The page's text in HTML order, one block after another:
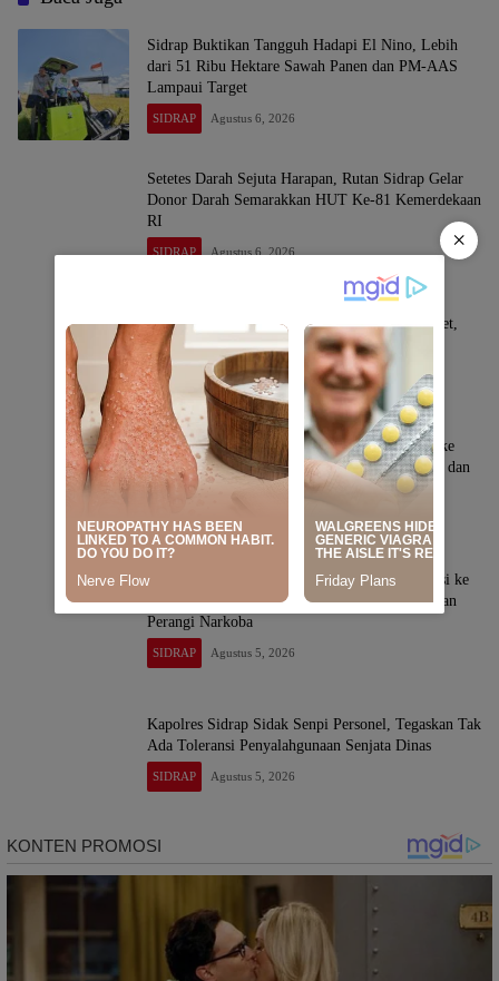
Sidrap Buktikan Tangguh Hadapi El Nino, Lebih
dari 51 Ribu Hektare Sawah Panen dan PM-AAS
Lampaui Target
SIDRAP Agustus 6, 2026
Setetes Darah Sejuta Harapan, Rutan Sidrap Gelar
Donor Darah Semarakkan HUT Ke-81 Kemerdekaan
RI
SIDRAP Agustus 6, 2026
Panen Perdana PM-AAS Sidrap Lampaui Target,
Hasil Capai 11,2 Ton per Hektare
SIDRAP Agustus 6, 2026
Kapolres Sidrap AKBP Indra Waspada Sowan ke
Wakil Bupati, Perkuat Sinergi Jaga Kamtibmas dan
Dukung Pembangunan
SIDRAP Agustus 5, 2026
Satresnarkoba Polres Sidrap Gencarkan Edukasi ke
Pedagang ATK, Ajak Warga Jadi Garda Terdepan
Perangi Narkoba
SIDRAP Agustus 5, 2026
Kapolres Sidrap Sidak Senpi Personel, Tegaskan Tak
Ada Toleransi Penyalahgunaan Senjata Dinas
SIDRAP Agustus 5, 2026
×